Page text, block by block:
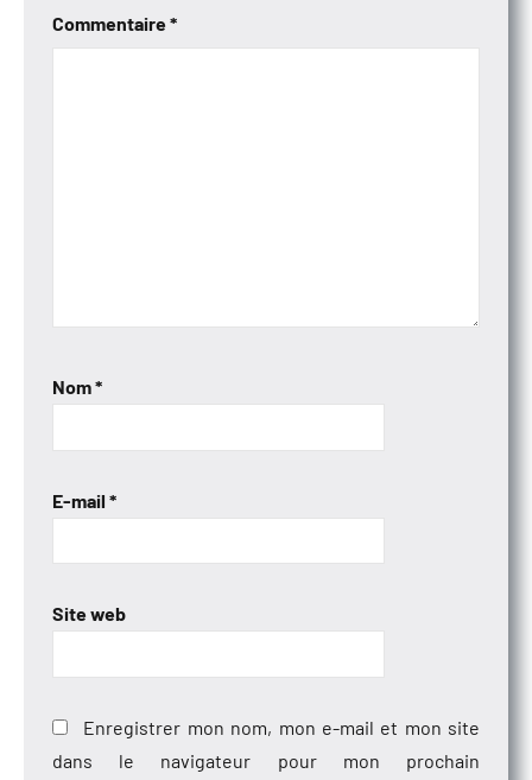
Commentaire*
Nom*
E-mail *
Site web
Enregistrer mon nom, mon e-mail et mon site
dans le navigateur pour mon prochain